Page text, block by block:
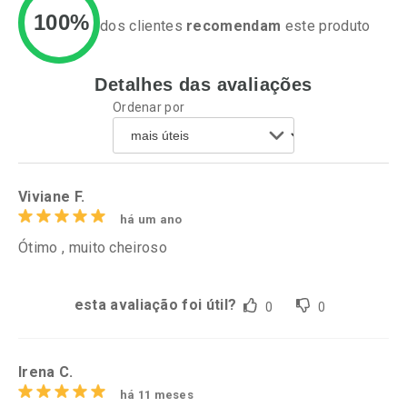
Ativar Desconto
Comprar sem Desconto
Por R$ 27,43/cada
Comprar sem Desconto
Ativar Desconto
Comprar sem Desconto
Por R$ 24,49/cada
100% dos clientes recomendam este produto
Detalhes das avaliações
Ordenar por
Viviane F.
há um ano
Ótimo , muito cheiroso
esta avaliação foi útil? 0 0
Irena C.
há 11 meses